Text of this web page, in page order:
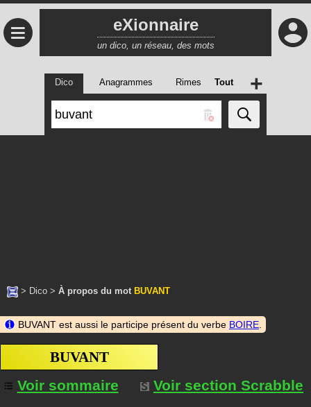
≡ eXionnaire
un dico, un réseau, des mots
Dico Anagrammes Rimes Tout +
> Dico > À propos du mot BUVANT
BUVANT est aussi le participe présent du verbe BOIRE
BUVANT
Voir sommaire
Voir section Scrabble